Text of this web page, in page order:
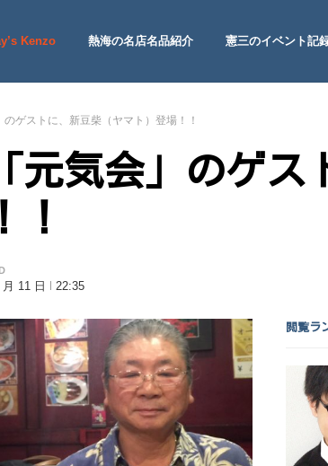
Site
Kenzo 熱海の名店名品紹介 憲三のイベント記
のゲストに、新豆柴（ヤマト）登場！！
元気会」のゲス
！
11 日 22:35
閲覧ラ